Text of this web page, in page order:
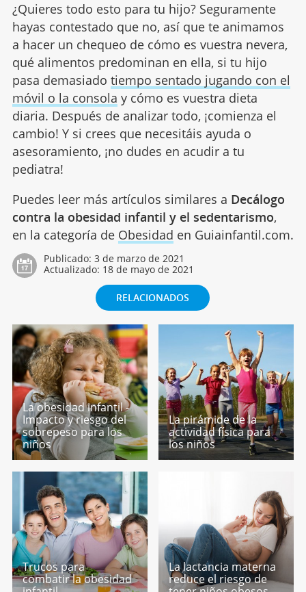
¿Quieres todo esto para tu hijo? Seguramente
hayas contestado que no, así que te animamos
a hacer un chequeo de cómo es vuestra nevera,
qué alimentos predominan en ella, si tu hijo
pasa demasiado tiempo sentado jugando con el
móvil o la consola y cómo es vuestra dieta
diaria. Después de analizar todo, ¡comienza el
cambio! Y si crees que necesitáis ayuda o
asesoramiento, ¡no dudes en acudir a tu
pediatra!
Puedes leer más artículos similares a Decálogo
contra la obesidad infantil y el sedentarismo,
en la categoría de Obesidad en Guiainfantil.com.
Publicado: 3 de marzo de 2021
Actualizado: 18 de mayo de 2021
RELACIONADOS
La obesidad infantil -
Impacto y riesgo del
sobrepeso para los
niños
La pirámide de la
actividad física para
los niños
Trucos para
combatir la obesidad
La lactancia materna
reduce el riesgo de